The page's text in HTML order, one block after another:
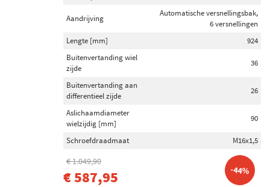
Aandrijving
Automatische versnellingsbak,
6 versnellingen
Lengte [mm]
924
Buitenvertanding wiel
zijde
36
Buitenvertanding aan
differentieel zijde
26
Aslichaamdiameter
wielzijdig [mm]
90
Schroefdraadmaat M16x1,5
€ 1.049,90
€ 587,95 -44%